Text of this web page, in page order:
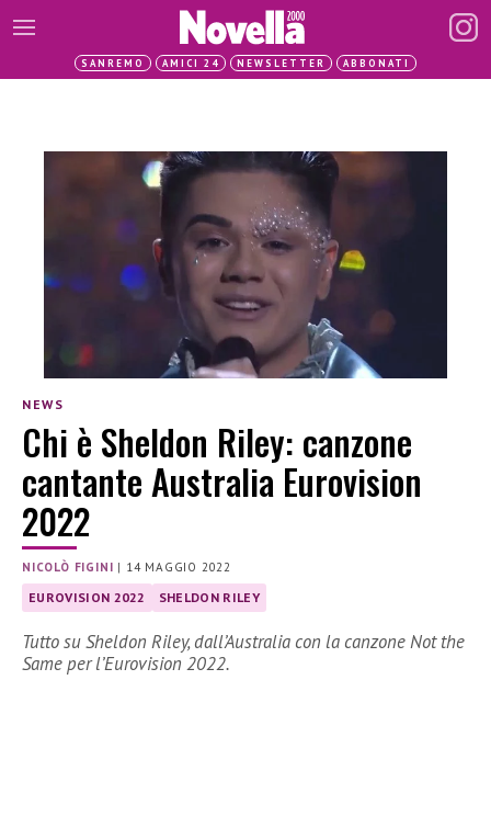
SANREMO AMICI 24 NEWSLETTER ABBONATI
NEWS
Chi è Sheldon Riley: canzone
cantante Australia Eurovision
2022
NICOLÒ FIGINI | 14 MAGGIO 2022
EUROVISION 2022 SHELDON RILEY
Tutto su Sheldon Riley, dall’Australia con la canzone Not the
Same per l’Eurovision 2022.